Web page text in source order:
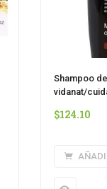
Shampoo
vidanat/
$124.10